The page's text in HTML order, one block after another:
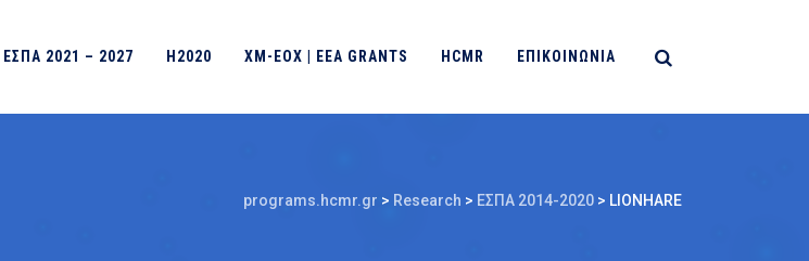
ΕΣΠΑ 2021 – 2027 H2020 ΧΜ-ΕΟΧ | EEA GRANTS HCMR ΕΠΙΚΟΙΝΩΝΙΑ
programs.hcmr.gr > Research > ΕΣΠΑ 2014-2020 > LIONHARE